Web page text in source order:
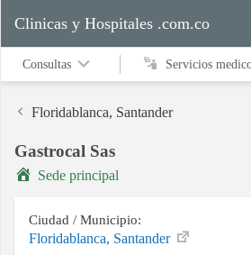
Servicios
medicos
Clinicas y Hospitales .com.co
Consultas Servicios
Floridablanca, Santander
Gastrocal Sas
Sede principal
Ciudad / Municipio:
Floridablanca, Santander